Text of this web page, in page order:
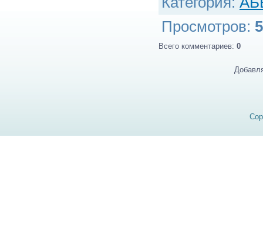
Просмотров:
Всего комментариев: 0